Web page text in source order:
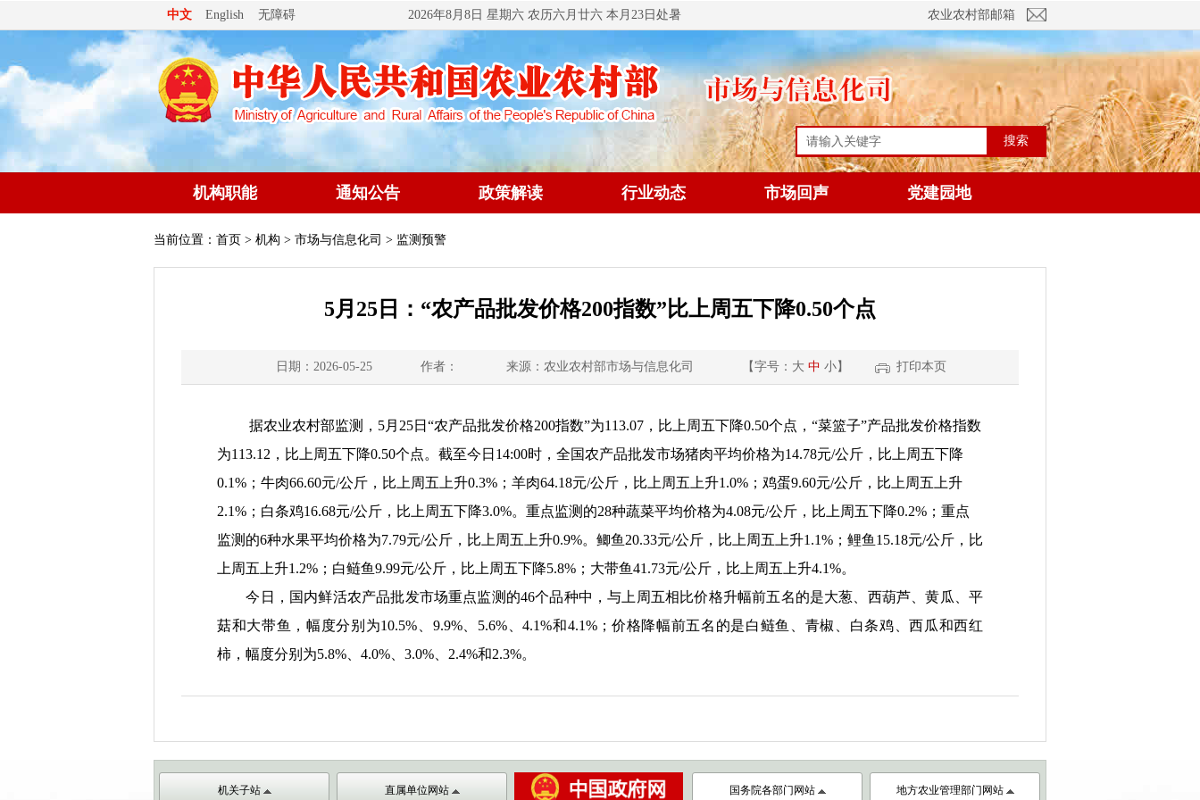
中文 English 无障碍 2026年8月8日 星期六 农历六月廿六 本月23日处暑 农业农村部邮箱
搜索
机构职能 通知公告 政策解读 行业动态 市场回声 党建园地
当前位置： 首页 > 机构 > 市场与信息化司 > 监测预警
5月25日：“农产品批发价格200指数”比上周五下降0.50个点
日期：2026-05-25 作者： 来源：农业农村部市场与信息化司 【字号： 大 中 小】 打印本页
据农业农村部监测，5月25日“农产品批发价格200指数”为113.07，比上周五下降0.50个点，“菜篮子”产品批发价格指数
为113.12，比上周五下降0.50个点。截至今日14:00时，全国农产品批发市场猪肉平均价格为14.78元/公斤，比上周五下降
0.1%；牛肉66.60元/公斤，比上周五上升0.3%；羊肉64.18元/公斤，比上周五上升1.0%；鸡蛋9.60元/公斤，比上周五上升
2.1%；白条鸡16.68元/公斤，比上周五下降3.0%。重点监测的28种蔬菜平均价格为4.08元/公斤，比上周五下降0.2%；重点
监测的6种水果平均价格为7.79元/公斤，比上周五上升0.9%。鲫鱼20.33元/公斤，比上周五上升1.1%；鲤鱼15.18元/公斤，比
上周五上升1.2%；白鲢鱼9.99元/公斤，比上周五下降5.8%；大带鱼41.73元/公斤，比上周五上升4.1%。
今日，国内鲜活农产品批发市场重点监测的46个品种中，与上周五相比价格升幅前五名的是大葱、西葫芦、黄瓜、平
菇和大带鱼，幅度分别为10.5%、9.9%、5.6%、4.1%和4.1%；价格降幅前五名的是白鲢鱼、青椒、白条鸡、西瓜和西红
柿，幅度分别为5.8%、4.0%、3.0%、2.4%和2.3%。
机关子站 直属单位网站 国务院各部门网站 地方农业管理部门网站